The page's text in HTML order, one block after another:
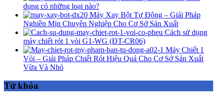
dụng có những loại nào?
Máy Xay Bột Tự Động – Giải Pháp
Nghiền Mịn Chuyên Nghiệp Cho Cơ Sở Sản Xuất
Cách sử dụng
máy chiết rót 1 vòi G1-WG (ĐT-CR06)
Máy Chiết 1
Vòi – Giải Pháp Chiết Rót Hiệu Quả Cho Cơ Sở Sản Xuất
Vừa Và Nhỏ
Từ khóa